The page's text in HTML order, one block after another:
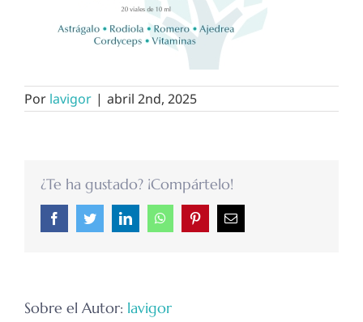
Por lavigor | abril 2nd, 2025
¿Te ha gustado? ¡Compártelo!
FacebookTwitterLinkedInWhatsAppPinterestCorreo
electrónico
Sobre el Autor: lavigor